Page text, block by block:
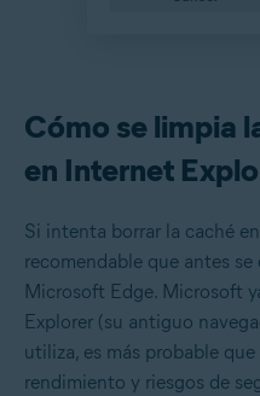
Cómo se limpia
en Internet
Si intenta borrar la caché
recomendable que antes
Microsoft Edge. Microsoft
Explorer (su antiguo
utiliza, es más probable
rendimiento y riesgos de